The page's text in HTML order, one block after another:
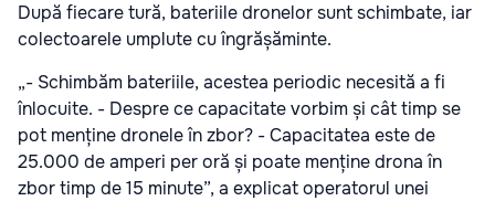
După fiecare tură, bateriile dronelor sunt schimbate, iar
colectoarele umplute cu îngrășăminte.
„- Schimbăm bateriile, acestea periodic necesită a fi
înlocuite. - Despre ce capacitate vorbim și cât timp se
pot menține dronele în zbor? - Capacitatea este de
25.000 de amperi per oră și poate menține drona în
zbor timp de 15 minute”, a explicat operatorul unei